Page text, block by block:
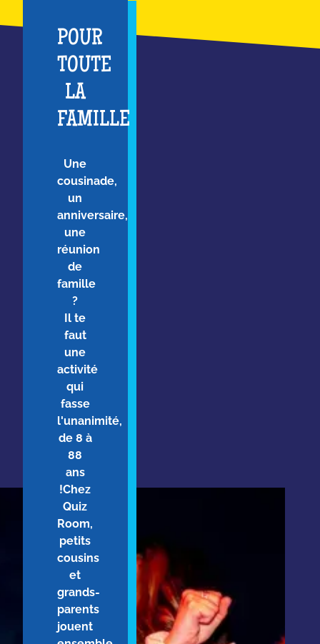
POUR
TOUTE
LA
FAMILLE
Une
cousinade,
un
anniversaire,
une
réunion
de
famille
?
Il te
faut
une
activité
qui
fasse
l'unanimité,
de 8 à
88
ans
!Chez
Quiz
Room,
petits
cousins
et
grands-
parents
jouent